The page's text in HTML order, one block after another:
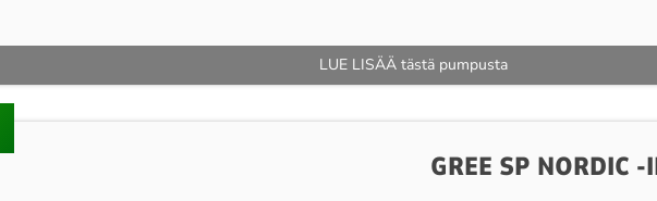
LUE LISÄÄ tästä pumpusta
GREE SP NORDIC